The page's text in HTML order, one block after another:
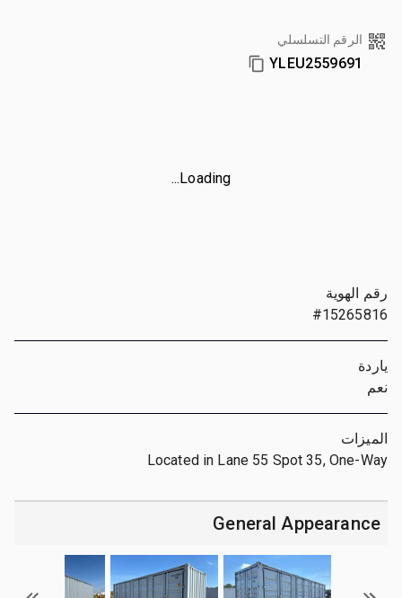
الرقم التسلسلي
YLEU2559691
Loading...
رقم الهوية
#15265816
ياردة
نعم
الميزات
Located in Lane 55 Spot 35, One-Way
General Appearance